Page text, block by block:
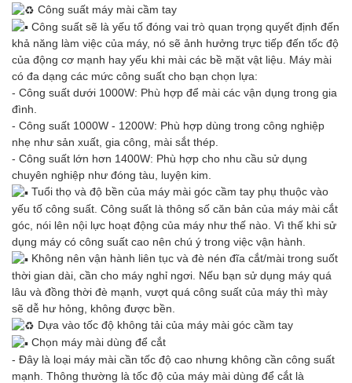
Công suất máy mài cầm tay
Công suất sẽ là yếu tố đóng vai trò quan trọng quyết định đến
khả năng làm việc của máy, nó sẽ ảnh hưởng trực tiếp đến tốc độ
của động cơ mạnh hay yếu khi mài các bề mặt vật liệu. Máy mài
có đa dạng các mức công suất cho bạn chọn lựa:
- Công suất dưới 1000W: Phù hợp để mài các vận dụng trong gia
đình.
- Công suất 1000W - 1200W: Phù hợp dùng trong công nghiệp
nhẹ như sản xuất, gia công, mài sắt thép.
- Công suất lớn hơn 1400W: Phù hợp cho nhu cầu sử dụng
chuyên nghiệp như đóng tàu, luyện kim.
Tuổi thọ và độ bền của máy mài góc cầm tay phụ thuộc vào
yếu tố công suất. Công suất là thông số căn bản của máy mài cắt
góc, nói lên nội lực hoạt động của máy như thế nào. Vì thế khi sử
dụng máy có công suất cao nên chú ý trong việc vận hành.
Không nên vận hành liên tục và đè nén đĩa cắt/mài trong suốt
thời gian dài, cần cho máy nghỉ ngơi. Nếu bạn sử dụng máy quá
lâu và đồng thời đè mạnh, vượt quá công suất của máy thì mày
sẽ dễ hư hỏng, không được bền.
Dựa vào tốc độ không tải của máy mài góc cầm tay
Chọn máy mài dùng để cắt
- Đây là loại máy mài cần tốc độ cao nhưng không cần công suất
mạnh. Thông thường là tốc độ của máy mài dùng để cắt là